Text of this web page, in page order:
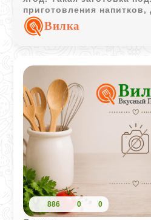
приготовления напитков,
домашней выпечки.
Вилка
886 0 0